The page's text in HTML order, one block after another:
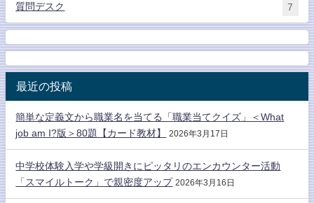
質問デスク 7
最近の投稿
簡単な定義文から職業名を当てる「職業当てクイズ」＜What
job am I?版＞80題【カード教材】
2026年3月17日
中学校体験入学や学級開きにピッタリのエンカウンター活動
「スマイルトーク」で親密度アップ 2026年3月16日